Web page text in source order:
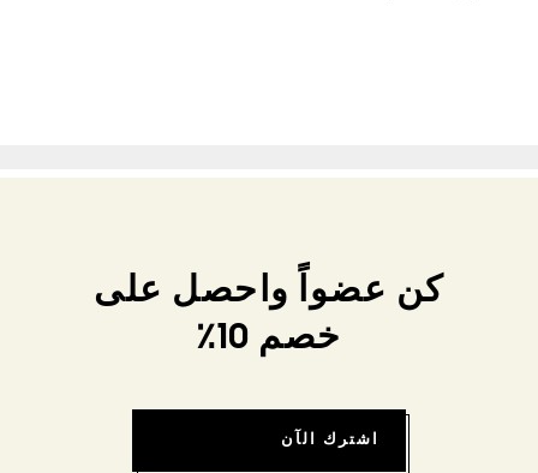
كن عضواً واحصل على
خصم 10٪
اشترك الآن